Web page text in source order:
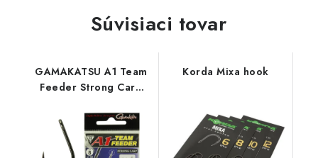
Súvisiaci tovar
GAMAKATSU A1 Team
Feeder Strong Carp
Korda Mixa hook